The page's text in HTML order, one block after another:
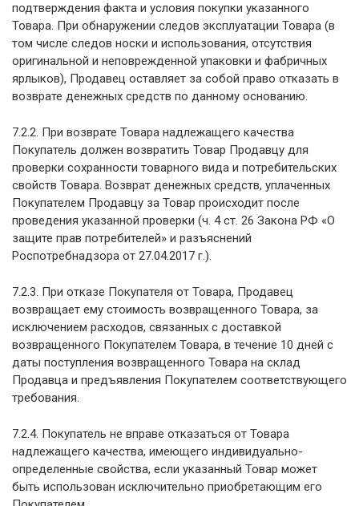
подтверждения факта и условия покупки указанного
Товара. При обнаружении следов эксплуатации Товара (в
том числе следов носки и использования, отсутствия
оригинальной и неповрежденной упаковки и фабричных
ярлыков), Продавец оставляет за собой право отказать в
возврате денежных средств по данному основанию.
7.2.2. При возврате Товара надлежащего качества
Покупатель должен возвратить Товар Продавцу для
проверки сохранности товарного вида и потребительских
свойств Товара. Возврат денежных средств, уплаченных
Покупателем Продавцу за Товар происходит после
проведения указанной проверки (ч. 4 ст. 26 Закона РФ «О
защите прав потребителей» и разъяснений
Роспотребнадзора от 27.04.2017 г.).
7.2.3. При отказе Покупателя от Товара, Продавец
возвращает ему стоимость возвращенного Товара, за
исключением расходов, связанных с доставкой
возвращенного Покупателем Товара, в течение 10 дней с
даты поступления возвращенного Товара на склад
Продавца и предъявления Покупателем соответствующего
требования.
7.2.4. Покупатель не вправе отказаться от Товара
надлежащего качества, имеющего индивидуально-
определенные свойства, если указанный Товар может
быть использован исключительно приобретающим его